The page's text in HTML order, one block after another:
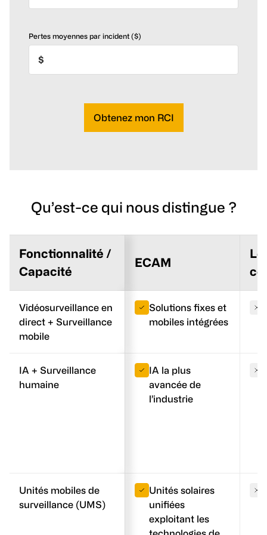
Pertes moyennes par incident ($)
Obtenez mon RCI
Qu’est-ce qui nous distingue ?
Fonctionnalité /
Capacité
ECAM
Vidéosurveillance en
direct + Surveillance
mobile
Solutions fixes et
mobiles intégrées
IA + Surveillance
humaine
IA la plus
avancée de
l’industrie
Unités mobiles de
surveillance (UMS)
Unités solaires
unifiées
exploitant les